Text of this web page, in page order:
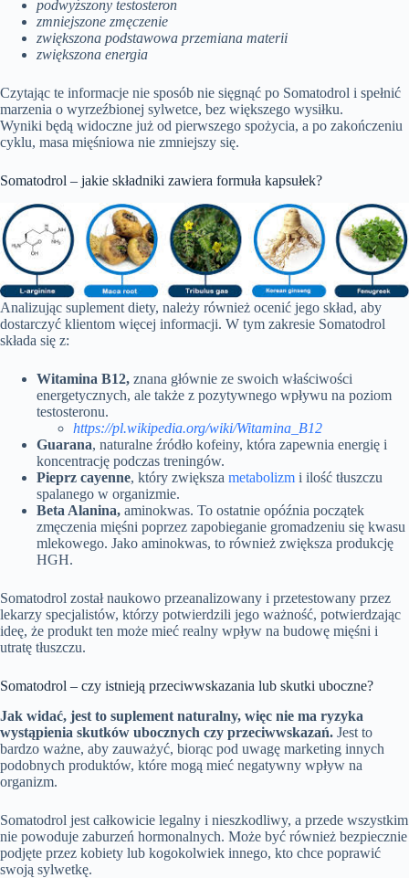
podwyższony testosteron
zmniejszone zmęczenie
zwiększona podstawowa przemiana materii
zwiększona energia
Czytając te informacje nie sposób nie sięgnąć po Somatodrol i spełnić
marzenia o wyrzeźbionej sylwetce, bez większego wysiłku.
Wyniki będą widoczne już od pierwszego spożycia, a po zakończeniu
cyklu, masa mięśniowa nie zmniejszy się.
Somatodrol – jakie składniki zawiera formuła kapsułek?
Analizując suplement diety, należy również ocenić jego skład, aby
dostarczyć klientom więcej informacji. W tym zakresie Somatodrol
składa się z:
Witamina B12, znana głównie ze swoich właściwości
energetycznych, ale także z pozytywnego wpływu na poziom
testosteronu.
https://pl.wikipedia.org/wiki/Witamina_B12
Guarana, naturalne źródło kofeiny, która zapewnia energię i
koncentrację podczas treningów.
Pieprz cayenne, który zwiększa metabolizm i ilość tłuszczu
spalanego w organizmie.
Beta Alanina, aminokwas. To ostatnie opóźnia początek
zmęczenia mięśni poprzez zapobieganie gromadzeniu się kwasu
mlekowego. Jako aminokwas, to również zwiększa produkcję
HGH.
Somatodrol został naukowo przeanalizowany i przetestowany przez
lekarzy specjalistów, którzy potwierdzili jego ważność, potwierdzając
ideę, że produkt ten może mieć realny wpływ na budowę mięśni i
utratę tłuszczu.
Somatodrol – czy istnieją przeciwwskazania lub skutki uboczne?
Jak widać, jest to suplement naturalny, więc nie ma ryzyka
wystąpienia skutków ubocznych czy przeciwwskazań. Jest to
bardzo ważne, aby zauważyć, biorąc pod uwagę marketing innych
podobnych produktów, które mogą mieć negatywny wpływ na
organizm.
Somatodrol jest całkowicie legalny i nieszkodliwy, a przede wszystkim
nie powoduje zaburzeń hormonalnych. Może być również bezpiecznie
podjęte przez kobiety lub kogokolwiek innego, kto chce poprawić
swoją sylwetkę.